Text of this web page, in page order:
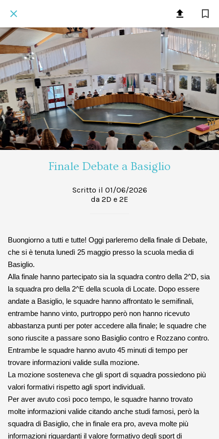
Finale Debate a Basiglio
Scritto il 01/06/2026
da 2D e 2E
Buongiorno a tutti e tutte! Oggi parleremo della finale di Debate,
che si è tenuta lunedì 25 maggio presso la scuola media di
Basiglio.
Alla finale hanno partecipato sia la squadra contro della 2^D, sia
la squadra pro della 2^E della scuola di Locate. Dopo essere
andate a Basiglio, le squadre hanno affrontato le semifinali,
entrambe hanno vinto, purtroppo però non hanno ricevuto
abbastanza punti per poter accedere alla finale; le squadre che
sono riuscite a passare sono Basiglio contro e Rozzano contro.
Entrambe le squadre hanno avuto 45 minuti di tempo per
trovare informazioni valide sulla mozione.
La mozione sosteneva che gli sport di squadra possiedono più
valori formativi rispetto agli sport individuali.
Per aver avuto così poco tempo, le squadre hanno trovato
molte informazioni valide citando anche studi famosi, però la
squadra di Basiglio, che in finale era pro, aveva molte più
informazioni riguardanti il valore formativo degli sport di